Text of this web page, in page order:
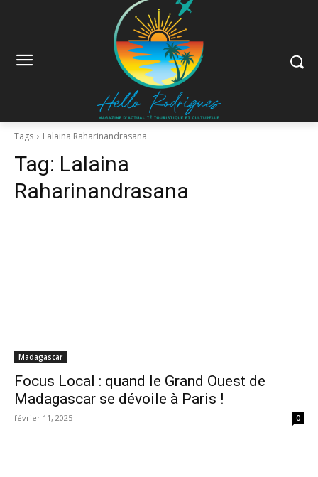
Tags Lalaina Raharinandrasana
Tag: Lalaina
Raharinandrasana
Madagascar
Focus Local : quand le Grand Ouest de
Madagascar se dévoile à Paris !
février 11, 2025 0